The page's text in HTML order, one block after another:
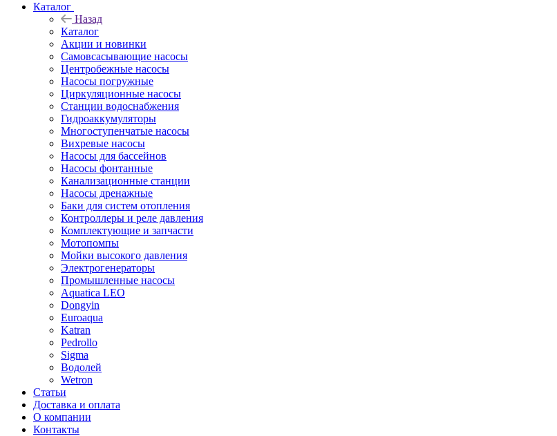
Каталог
Назад
Каталог
Акции и новинки
Самовсасывающие насосы
Центробежные насосы
Насосы погружные
Циркуляционные насосы
Станции водоснабжения
Гидроаккумуляторы
Многоступенчатые насосы
Вихревые насосы
Насосы для бассейнов
Насосы фонтанные
Канализационные станции
Насосы дренажные
Баки для систем отопления
Контроллеры и реле давления
Комплектующие и запчасти
Мотопомпы
Мойки высокого давления
Электрогенераторы
Промышленные насосы
Aquatica LEO
Dongyin
Euroaqua
Katran
Pedrollo
Sigma
Водолей
Wetron
Статьи
Доставка и оплата
О компании
Контакты